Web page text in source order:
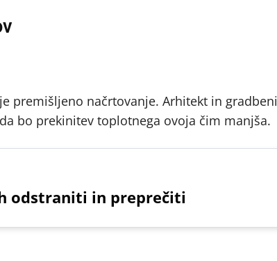
premišljeno načrtovanje. Arhitekt in gradbeni
bo prekinitev toplotnega ovoja čim manjša.
odstraniti in preprečiti